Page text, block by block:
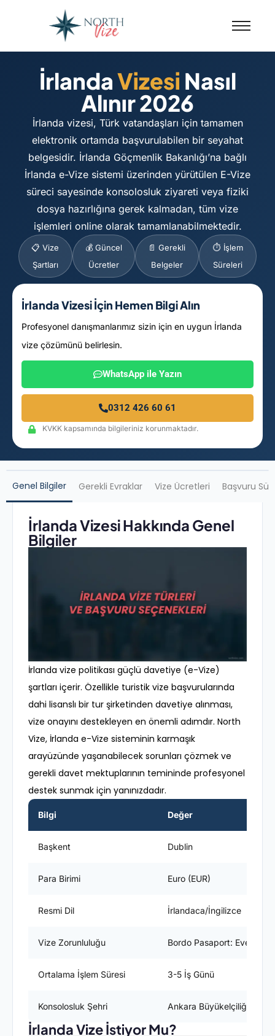
İrlandaVizesi Nasıl
Alınır 2026
İrlanda vizesi, Türk vatandaşları için tamamen
elektronik ortamda başvurulabilen bir seyahat
belgesidir. İrlanda Göçmenlik Bakanlığı’na bağlı
İrlanda e-Vize sistemi üzerinden yürütülen E-Vize
süreci sayesinde konsolosluk ziyareti veya fiziki
dosya hazırlığına gerek kalmadan, tüm vize
işlemleri online olarak tamamlanabilmektedir.
📋 Vize
Şartları
💰 Güncel
Ücretler
📄 Gerekli
Belgeler
⏱️ İşlem
Süreleri
İrlanda Vizesi İçin Hemen Bilgi Alın
Profesyonel danışmanlarımız sizin için en uygun İrlanda
vize çözümünü belirlesin.
WhatsApp ile Yazın
0312 426 60 61
KVKK kapsamında bilgileriniz korunmaktadır.
Genel Bilgiler Gerekli Evraklar Vize Ücretleri Başvuru
İrlanda Vizesi Hakkında Genel
Bilgiler
İrlanda vize politikası güçlü davetiye (e-Vize)
şartları içerir. Özellikle turistik vize başvurularında
dahi lisanslı bir tur şirketinden davetiye alınması,
vize onayını destekleyen en önemli adımdır. North
Vize, İrlanda e-Vize sisteminin karmaşık
arayüzünde yaşanabilecek sorunları çözmek ve
gerekli davet mektuplarının temininde profesyonel
destek sunmak için yanınızdadır.
Bilgi Değer
Başkent Dublin
Para Birimi Euro (EUR)
Resmi Dil İrlandaca/İngilizce
Vize Zorunluluğu Bordo Pasaport: Evet /
Ortalama İşlem Süresi 3-5 İş Günü
Konsolosluk Şehri Ankara Büyükelçiliği
İrlanda Vize İstiyor Mu?